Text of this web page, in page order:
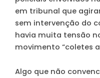
em tribunal que
sem intervenção do
havia muita tensão
movimento “coletes
Algo que não